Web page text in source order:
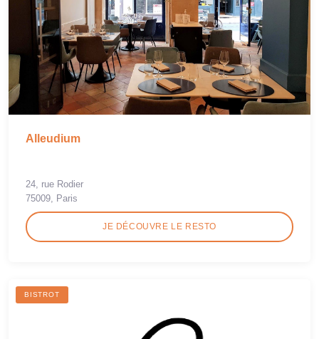
Alleudium
24, rue Rodier
75009, Paris
JE DÉCOUVRE LE RESTO
BISTROT